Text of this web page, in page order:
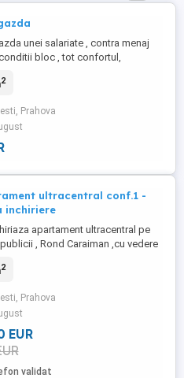
unei salariate , contra menaj
bloc , tot confortul,
1, Compartimentare:
3, numar loc de parcare: 0, numar
utila: 80, anul constructiei:
2
Prahova
ultracentral conf.1 -
inchiriere
apartament ultracentral pe
, Rond Caraiman ,cu vedere
in anii '90. Apartamentul este
,living cu bucatarie,baie , hol
si balcon. Este renovat complet
si este mobilat ...
2
Prahova
EUR
validat